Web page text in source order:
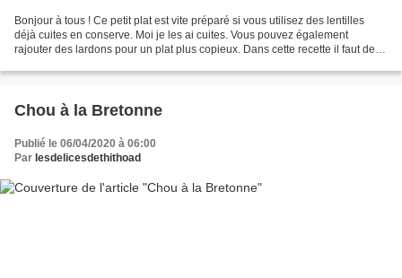
Bonjour à tous ! Ce petit plat est vite préparé si vous utilisez des lentilles
déjà cuites en conserve. Moi je les ai cuites. Vous pouvez également
rajouter des lardons pour un plat plus copieux. Dans cette recette il faut des
Chou à la Bretonne
Publié le 06/04/2020 à 06:00
Par lesdelicesdethithoad